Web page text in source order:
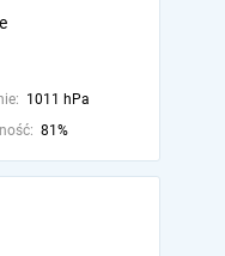
1011 hPa
81%